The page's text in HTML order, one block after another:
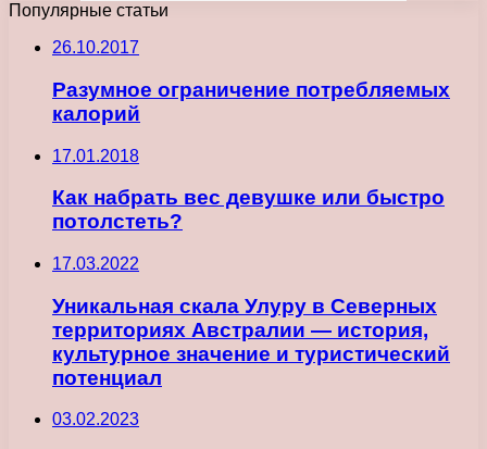
Популярные статьи
26.10.2017
Разумное ограничение потребляемых
калорий
17.01.2018
Как набрать вес девушке или быстро
потолстеть?
17.03.2022
Уникальная скала Улуру в Северных
территориях Австралии — история,
культурное значение и туристический
потенциал
03.02.2023